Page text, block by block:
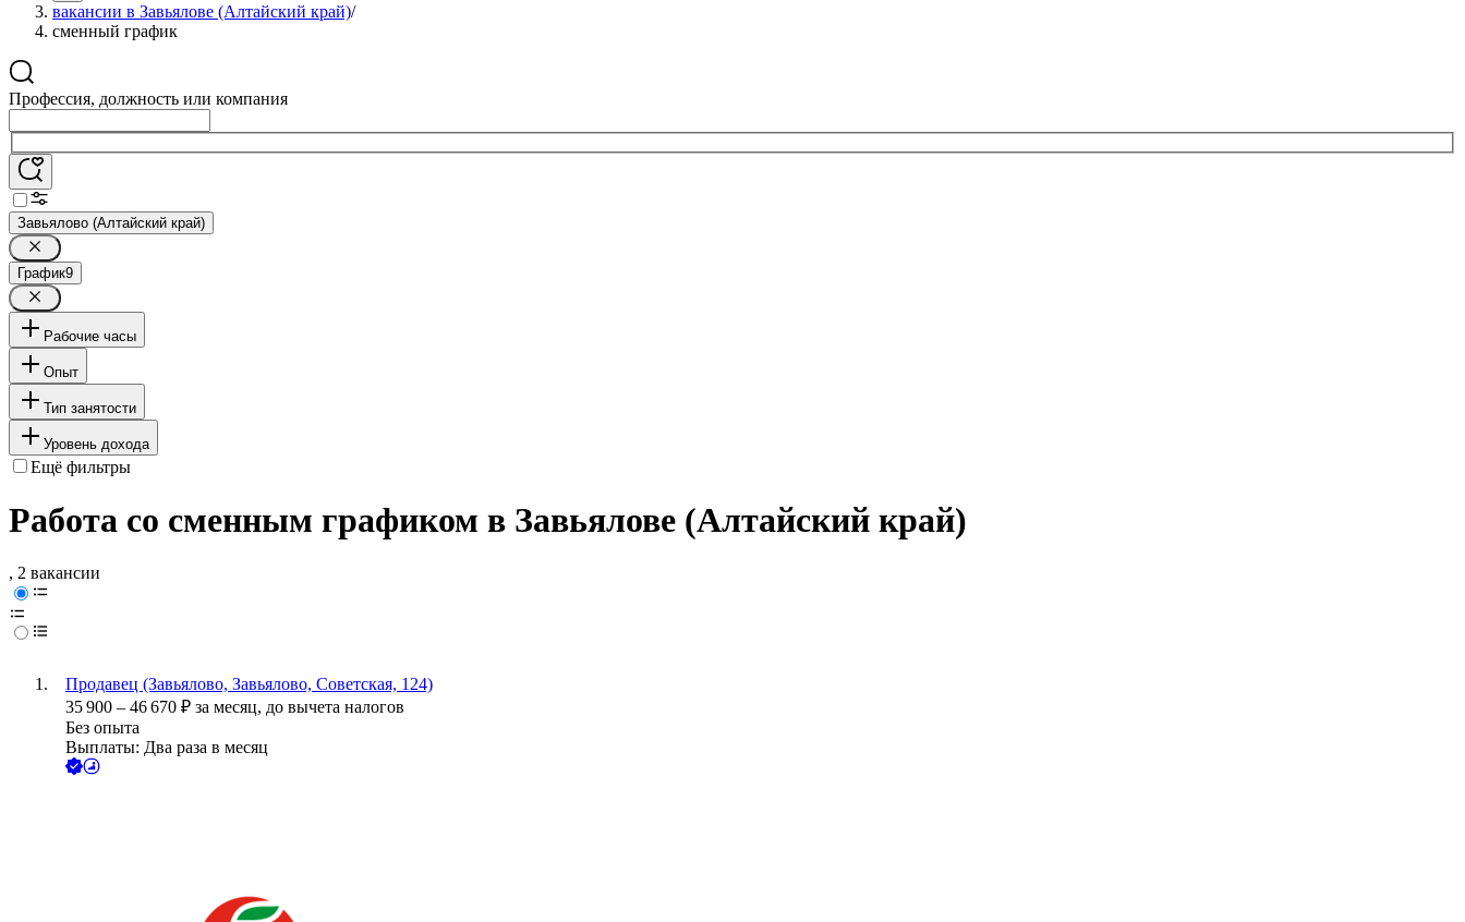
вакансии в Завьялове (Алтайский край)/
сменный график
Профессия, должность или компания
Завьялово (Алтайский край)
График9
Рабочие часы
Опыт
Тип занятости
Уровень дохода
Ещё фильтры
Работа со сменным графиком в Завьялове (Алтайский край)
, 2 вакансии
Продавец (Завьялово, Завьялово, Советская, 124)
35 900 – 46 670 ₽ за месяц, до вычета налогов
Без опыта
Выплаты: Два раза в месяц